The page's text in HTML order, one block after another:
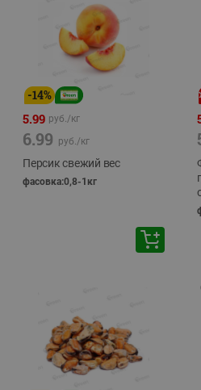
-14%
5.99 руб./кг
6.99 руб./кг
Персик свежий вес
фасовка:0,8-1кг